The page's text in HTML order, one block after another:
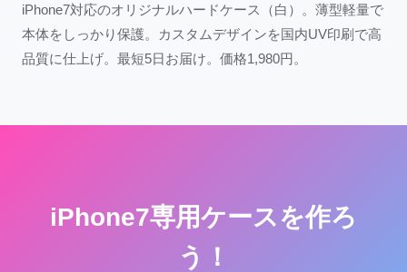
iPhone7対応のオリジナルハードケース（白）。薄型軽量で
本体をしっかり保護。カスタムデザインを国内UV印刷で高
品質に仕上げ。最短5日お届け。価格1,980円。
iPhone7専用ケースを作ろ
う！